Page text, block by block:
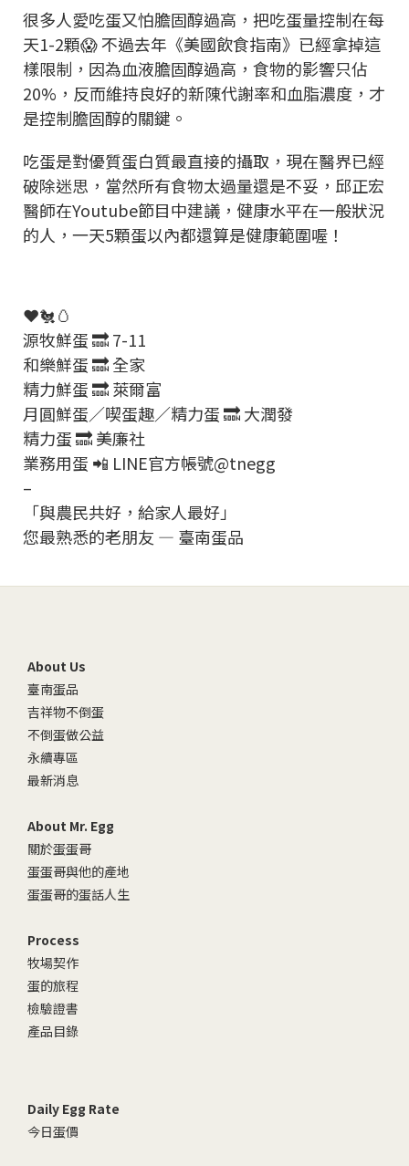
很多人愛吃蛋又怕膽固醇過高，把吃蛋量控制在每
天1-2顆😱 不過去年《美國飲食指南》已經拿掉這
樣限制，因為血液膽固醇過高，食物的影響只佔
20%，反而維持良好的新陳代謝率和血脂濃度，才
是控制膽固醇的關鍵。
吃蛋是對優質蛋白質最直接的攝取，現在醫界已經
破除迷思，當然所有食物太過量還是不妥，邱正宏
醫師在Youtube節目中建議，健康水平在一般狀況
的人，一天5顆蛋以內都還算是健康範圍喔！
❤️🐔🥚
源牧鮮蛋 🔜 7-11
和樂鮮蛋 🔜 全家
精力鮮蛋 🔜 萊爾富
月圓鮮蛋／喫蛋趣／精力蛋 🔜 大潤發
精力蛋 🔜 美廉社
業務用蛋 📲 LINE官方帳號@tnegg
–
「與農民共好，給家人最好」
您最熟悉的老朋友 — 臺南蛋品
About Us
臺南蛋品
吉祥物不倒蛋
不倒蛋做公益
永續專區
最新消息
About Mr. Egg
關於蛋蛋哥
蛋蛋哥與他的產地
蛋蛋哥的蛋話人生
Process
牧場契作
蛋的旅程
檢驗證書
產品目錄
Daily Egg Rate
今日蛋價